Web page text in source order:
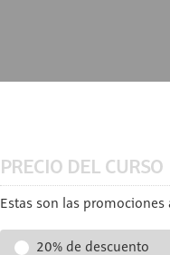
PRECIO DEL CURSO
Estas son las
20% de descuento